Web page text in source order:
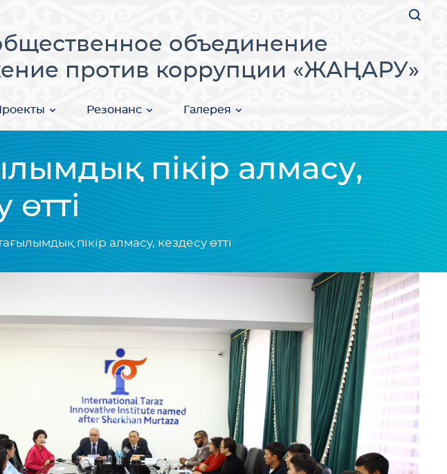
объединение
против коррупции «ЖАҢАРУ»
Резонанс Галерея
пікір алмасу,
өтті
пікір алмасу, кездесу өтті